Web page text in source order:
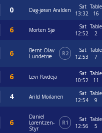
Dag-jøran Aralden
Sat
13:32
Table
16
Morten Sjø
Sat
12:52
Table
2
Bernt Olav
Lundetræ
R2
Sat
12:53
Table
7
Levi Pavdeja
Sat
10:52
Table
11
Arild Moilanen
Sat
12:54
Table
9
Daniel
Lorentzen-
Styr
R1
Sat
12:56
Table
5